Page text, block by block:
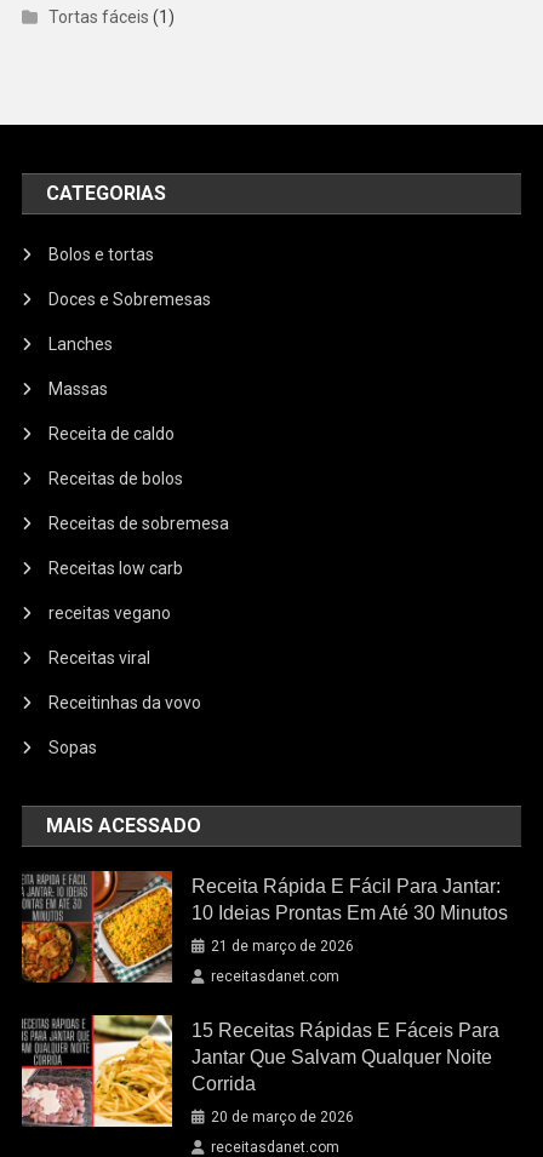
Tortas fáceis (1)
CATEGORIAS
Bolos e tortas
Doces e Sobremesas
Lanches
Massas
Receita de caldo
Receitas de bolos
Receitas de sobremesa
Receitas low carb
receitas vegano
Receitas viral
Receitinhas da vovo
Sopas
MAIS ACESSADO
Receita Rápida E Fácil Para Jantar:
10 Ideias Prontas Em Até 30 Minutos
21 de março de 2026
receitasdanet.com
15 Receitas Rápidas E Fáceis Para
Jantar Que Salvam Qualquer Noite
Corrida
20 de março de 2026
receitasdanet.com